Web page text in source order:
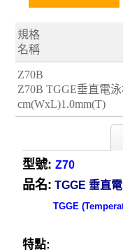
規格
名稱
Z70B
Z70B TGGE垂直電泳
cm(WxL)1.0mm(T)
型號: Z70
品名: TGGE 垂直
TGGE
特點: